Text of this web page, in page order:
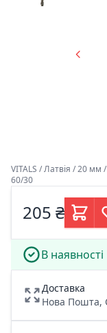
VITALS / Латвія / 20 мм
60/30
205 ₴
В наявності
Доставка
Нова Пошта,